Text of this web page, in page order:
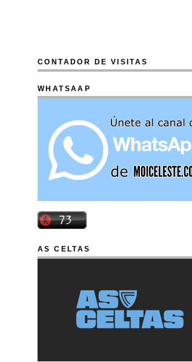
CONTADOR DE VISITAS
WHATSAAP
AS CELTAS